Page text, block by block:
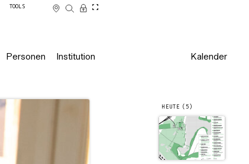
TOOLS
Personen Institution Kalender
HEUTE (5)